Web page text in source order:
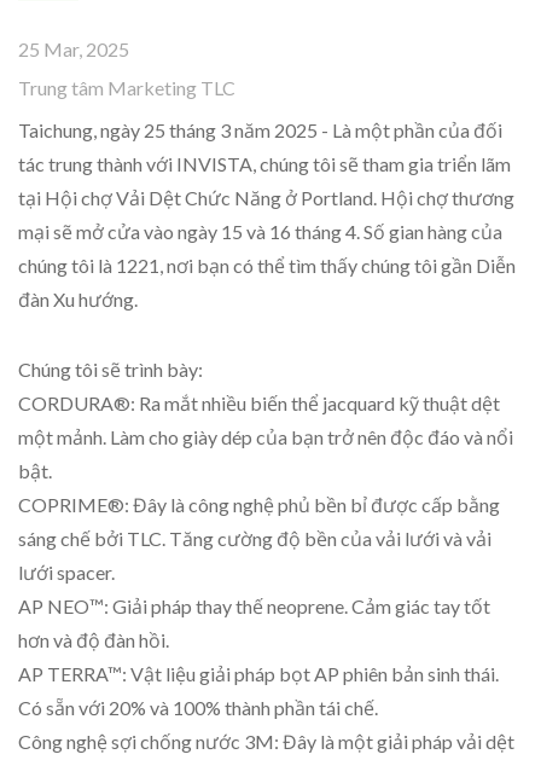
25 Mar, 2025
Trung tâm Marketing TLC
Taichung, ngày 25 tháng 3 năm 2025 - Là một phần của đối
tác trung thành với INVISTA, chúng tôi sẽ tham gia triển lãm
tại Hội chợ Vải Dệt Chức Năng ở Portland. Hội chợ thương
mại sẽ mở cửa vào ngày 15 và 16 tháng 4. Số gian hàng của
chúng tôi là 1221, nơi bạn có thể tìm thấy chúng tôi gần Diễn
đàn Xu hướng.
Chúng tôi sẽ trình bày:
CORDURA®: Ra mắt nhiều biến thể jacquard kỹ thuật dệt
một mảnh. Làm cho giày dép của bạn trở nên độc đáo và nổi
bật.
COPRIME®: Đây là công nghệ phủ bền bỉ được cấp bằng
sáng chế bởi TLC. Tăng cường độ bền của vải lưới và vải
lưới spacer.
AP NEO™: Giải pháp thay thế neoprene. Cảm giác tay tốt
hơn và độ đàn hồi.
AP TERRA™: Vật liệu giải pháp bọt AP phiên bản sinh thái.
Có sẵn với 20% và 100% thành phần tái chế.
Công nghệ sợi chống nước 3M: Đây là một giải pháp vải dệt